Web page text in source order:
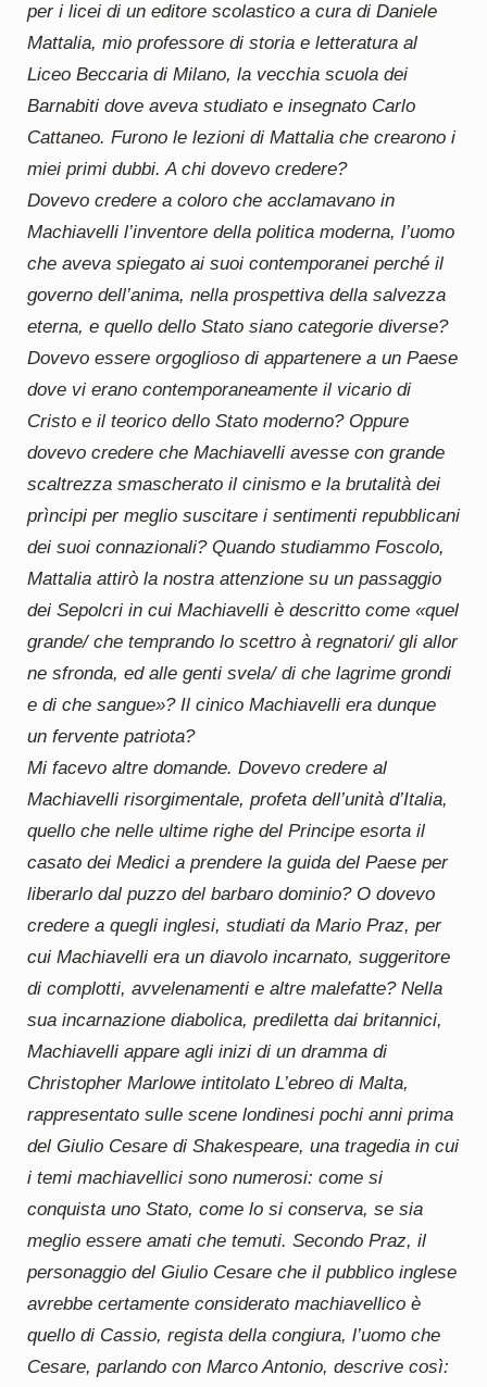
per i licei di un editore scolastico a cura di Daniele
Mattalia, mio professore di storia e letteratura al
Liceo Beccaria di Milano, la vecchia scuola dei
Barnabiti dove aveva studiato e insegnato Carlo
Cattaneo. Furono le lezioni di Mattalia che crearono i
miei primi dubbi. A chi dovevo credere?
Dovevo credere a coloro che acclamavano in
Machiavelli l’inventore della politica moderna, l’uomo
che aveva spiegato ai suoi contemporanei perché il
governo dell’anima, nella prospettiva della salvezza
eterna, e quello dello Stato siano categorie diverse?
Dovevo essere orgoglioso di appartenere a un Paese
dove vi erano contemporaneamente il vicario di
Cristo e il teorico dello Stato moderno? Oppure
dovevo credere che Machiavelli avesse con grande
scaltrezza smascherato il cinismo e la brutalità dei
prìncipi per meglio suscitare i sentimenti repubblicani
dei suoi connazionali? Quando studiammo Foscolo,
Mattalia attirò la nostra attenzione su un passaggio
dei Sepolcri in cui Machiavelli è descritto come «quel
grande/ che temprando lo scettro à regnatori/ gli allor
ne sfronda, ed alle genti svela/ di che lagrime grondi
e di che sangue»? Il cinico Machiavelli era dunque
un fervente patriota?
Mi facevo altre domande. Dovevo credere al
Machiavelli risorgimentale, profeta dell’unità d’Italia,
quello che nelle ultime righe del Principe esorta il
casato dei Medici a prendere la guida del Paese per
liberarlo dal puzzo del barbaro dominio? O dovevo
credere a quegli inglesi, studiati da Mario Praz, per
cui Machiavelli era un diavolo incarnato, suggeritore
di complotti, avvelenamenti e altre malefatte? Nella
sua incarnazione diabolica, prediletta dai britannici,
Machiavelli appare agli inizi di un dramma di
Christopher Marlowe intitolato L’ebreo di Malta,
rappresentato sulle scene londinesi pochi anni prima
del Giulio Cesare di Shakespeare, una tragedia in cui
i temi machiavellici sono numerosi: come si
conquista uno Stato, come lo si conserva, se sia
meglio essere amati che temuti. Secondo Praz, il
personaggio del Giulio Cesare che il pubblico inglese
avrebbe certamente considerato machiavellico è
quello di Cassio, regista della congiura, l’uomo che
Cesare, parlando con Marco Antonio, descrive così: